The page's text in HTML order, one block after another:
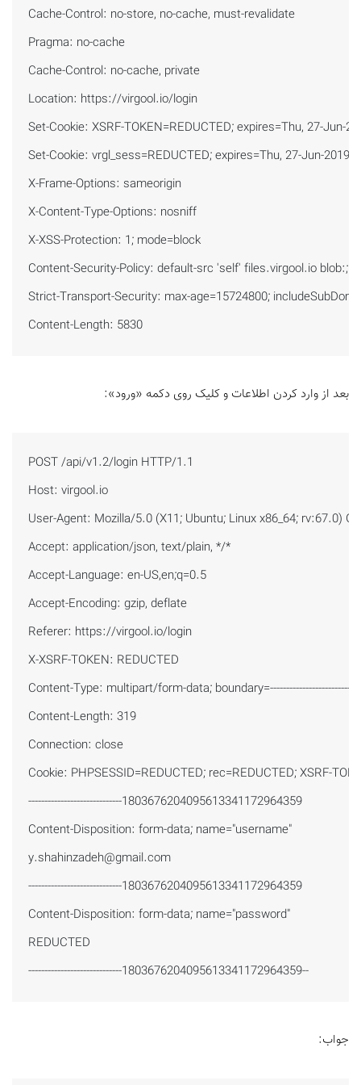
Cache-Control: no-store, no-cache, must-revalidate
Pragma: no-cache
Cache-Control: no-cache, private
Location: https://virgool.io/login
Set-Cookie: XSRF-TOKEN=REDUCTED; expires=Thu, 27-Jun-
Set-Cookie: vrgl_sess=REDUCTED; expires=Thu, 27-Jun-
X-Frame-Options: sameorigin
X-Content-Type-Options: nosniff
X-XSS-Protection: 1; mode=block
Content-Security-Policy: default-src 'self' files.virgool.io
Strict-Transport-Security: max-age=15724800;
Content-Length: 5830
بعد از وارد کردن اطلاعات و کلیک روی دکمه «ورود»:
POST /api/v1.2/login HTTP/1.1
Host: virgool.io
User-Agent: Mozilla/5.0 (X11; Ubuntu; Linux x86_64; rv:67.0)
Accept: application/json, text/plain, */*
Accept-Language: en-US,en;q=0.5
Accept-Encoding: gzip, deflate
Referer: https://virgool.io/login
X-XSRF-TOKEN: REDUCTED
Content-Type: multipart/form-data;
Content-Length: 319
Connection: close
Cookie: PHPSESSID=REDUCTED; rec=REDUCTED; XSRF-
-----------------------------1803676204095613341172964359
y.shahinzadeh@gmail.com
-----------------------------1803676204095613341172964359
Content-Disposition: form-data; name="password"
REDUCTED
-----------------------------1803676204095613341172964359--
جواب: